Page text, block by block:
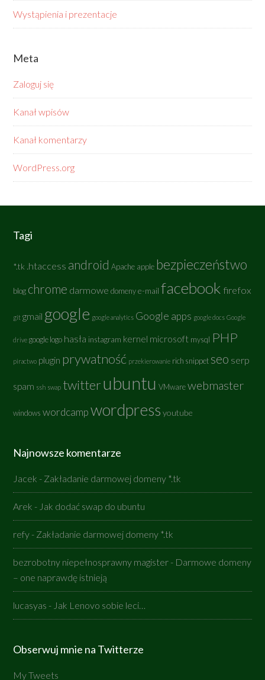
Wystąpienia i prezentacje
Meta
Zaloguj się
Kanał wpisów
Kanał komentarzy
WordPress.org
Tagi
*.tk .htaccess android Apache apple bezpieczeństwo
blog chrome darmowe domeny e-mail facebook firefox
git gmail google google analytics Google apps google docs Google
drive google logo hasła instagram kernel microsoft mysql PHP
piractwo plugin prywatność przekierowanie rich snippet seo serp
spam ssh swap twitterubuntu VMware webmaster
windows wordcamp wordpress youtube
Najnowsze komentarze
Jacek - Zakładanie darmowej domeny *.tk
Arek - Jak dodać swap do ubuntu
refy - Zakładanie darmowej domeny *.tk
bezrobotny niepełnosprawny magister - Darmowe domeny
– one naprawdę istnieją
lucasyas - Jak Lenovo sobie leci…
Obserwuj mnie na Twitterze
My Tweets